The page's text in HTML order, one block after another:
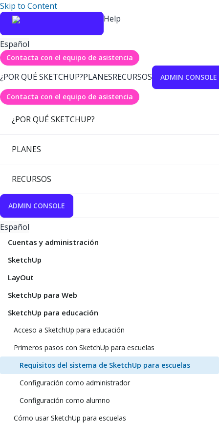
Skip to Content
Help
Español
Contacta con el equipo de asistencia
¿POR QUÉ SKETCHUP?PLANESRECURSOS ADMIN CONSOLE
Contacta con el equipo de asistencia
¿POR QUÉ SKETCHUP?
PLANES
RECURSOS
ADMIN CONSOLE
Español
Cuentas y administración
SketchUp
LayOut
SketchUp para Web
SketchUp para educación
Acceso a SketchUp para educación
Primeros pasos con SketchUp para escuelas
Requisitos del sistema de SketchUp para escuelas
Configuración como administrador
Configuración como alumno
Cómo usar SketchUp para escuelas